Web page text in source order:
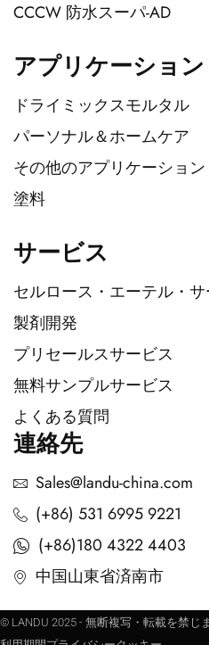
CCCW 防水スーパ-AD
アプリケーション
ドライミックスモルタル
パーソナル＆ホームケア
その他のアプリケーション
塗料
サービス
セルロース・エーテル・
製剤開発
プリセールスサービス
無料サンプルサービス
よくある質問
連絡先
Sales@landu-china.com
(+86) 531 6995 9221
(+86)180 4322 4403
中国山東省済南市
© LANDU 2025 - 無断複写・転載を禁じ